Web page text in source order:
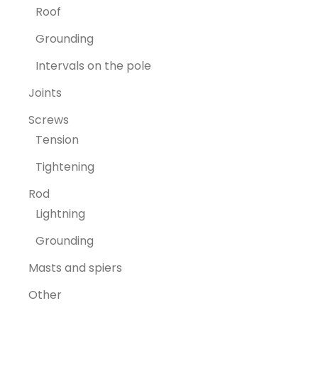
Roof
Grounding
Intervals on the pole
Joints
Screws
Tension
Tightening
Rod
Lightning
Grounding
Masts and spiers
Other